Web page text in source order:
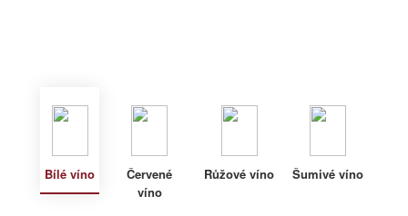
víno
vína
Specialní vína
Degustační sety
Daniel Pesat Wine
Bílé víno
Červené
víno
Růžové víno Šumivé víno